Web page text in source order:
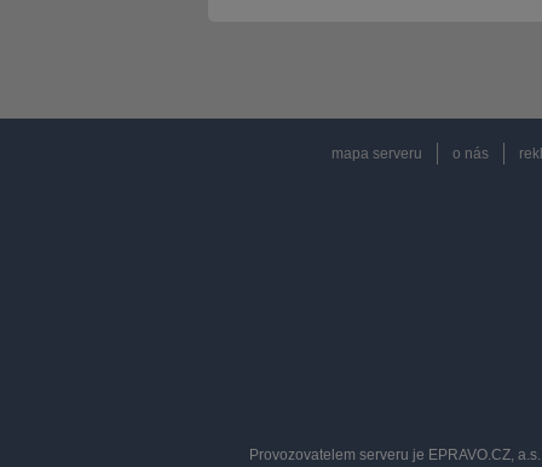
mapa serveru o nás
Provozovatelem serveru je EPRAVO.CZ,